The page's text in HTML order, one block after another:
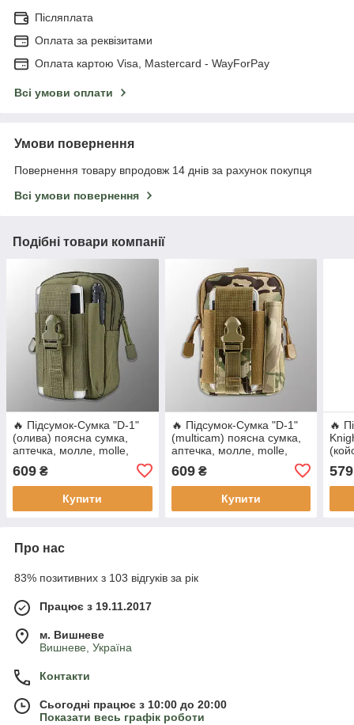
Післяплата
Оплата за реквізитами
Оплата картою Visa, Mastercard - WayForPay
Всі умови оплати
Умови повернення
Повернення товару впродовж 14 днів за рахунок покупця
Всі умови повернення
Подібні товари компанії
🔥 Підсумок-Сумка "D-1"
(олива) поясна сумка,
аптечка, молле, molle,
edc, чохол для телефону
609 ₴
Купити
🔥 Підсумок-Сумка "D-1"
(multicam) поясна сумка,
аптечка, молле, molle,
edc, чохол для телефону
609₴
Купити
🔥
edc,
579
Про нас
83% позитивних з 103 відгуків за рік
Працює з 19.11.2017
м. Вишневе
Вишневе, Україна
Контакти
Сьогодні працює з 10:00 до 20:00
Показати весь графік роботи